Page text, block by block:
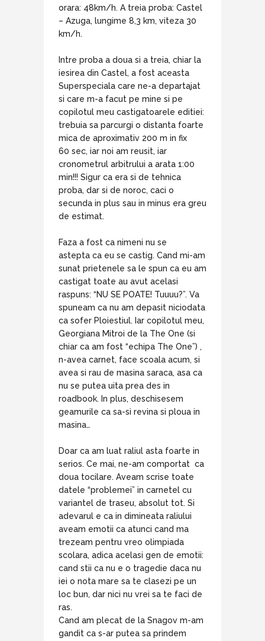
orara: 48km/h. A treia proba: Castel
– Azuga, lungime 8,3 km, viteza 30
km/h.
Intre proba a doua si a treia, chiar la
iesirea din Castel, a fost aceasta
Superspeciala care ne-a departajat
si care m-a facut pe mine si pe
copilotul meu castigatoarele editiei:
trebuia sa parcurgi o distanta foarte
mica de aproximativ 200 m in fix
60 sec, iar noi am reusit, iar
cronometrul arbitrului a arata 1:00
min!!! Sigur ca era si de tehnica
proba, dar si de noroc, caci o
secunda in plus sau in minus era greu
de estimat.
Faza a fost ca nimeni nu se
astepta ca eu se castig. Cand mi-am
sunat prietenele sa le spun ca eu am
castigat toate au avut acelasi
raspuns: “NU SE POATE! Tuuuu?”. Va
spuneam ca nu am depasit niciodata
ca sofer Ploiestiul. Iar copilotul meu,
Georgiana Mitroi de la The One (si
chiar ca am fost “echipa The One”) ,
n-avea carnet, face scoala acum, si
avea si rau de masina saraca, asa ca
nu se putea uita prea des in
roadbook. In plus, deschisesem
geamurile ca sa-si revina si ploua in
masina…
Doar ca am luat raliul asta foarte in
serios. Ce mai, ne-am comportat ca
doua tocilare. Aveam scrise toate
datele “problemei” in carnetel cu
variantel de traseu, absolut tot. Si
adevarul e ca in dimineata raliului
aveam emotii ca atunci cand ma
trezeam pentru vreo olimpiada
scolara, adica acelasi gen de emotii:
cand stii ca nu e o tragedie daca nu
iei o nota mare sa te clasezi pe un
loc bun, dar nici nu vrei sa te faci de
ras.
Cand am plecat de la Snagov m-am
gandit ca s-ar putea sa prindem